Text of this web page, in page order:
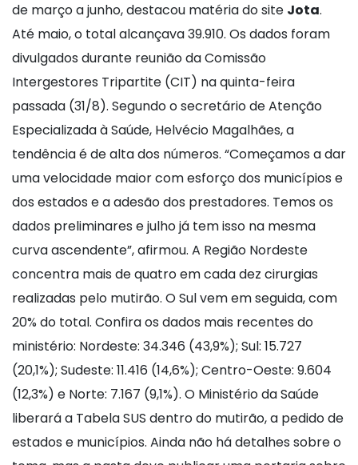
de março a junho, destacou matéria do site Jota.
Até maio, o total alcançava 39.910. Os dados foram
divulgados durante reunião da Comissão
Intergestores Tripartite (CIT) na quinta-feira
passada (31/8). Segundo o secretário de Atenção
Especializada à Saúde, Helvécio Magalhães, a
tendência é de alta dos números. “Começamos a dar
uma velocidade maior com esforço dos municípios e
dos estados e a adesão dos prestadores. Temos os
dados preliminares e julho já tem isso na mesma
curva ascendente”, afirmou. A Região Nordeste
concentra mais de quatro em cada dez cirurgias
realizadas pelo mutirão. O Sul vem em seguida, com
20% do total. Confira os dados mais recentes do
ministério: Nordeste: 34.346 (43,9%); Sul: 15.727
(20,1%); Sudeste: 11.416 (14,6%); Centro-Oeste: 9.604
(12,3%) e Norte: 7.167 (9,1%). O Ministério da Saúde
liberará a Tabela SUS dentro do mutirão, a pedido de
estados e municípios. Ainda não há detalhes sobre o